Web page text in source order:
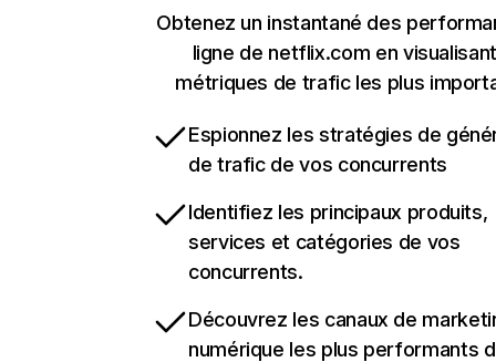
Obtenez un instantané des
ligne de netflix.com en
métriques de trafic les plus
Espionnez les stratégies de
de trafic de vos concurrents
Identifiez les principaux produits,
services et catégories de vos
concurrents.
Découvrez les canaux de
numérique les plus performants